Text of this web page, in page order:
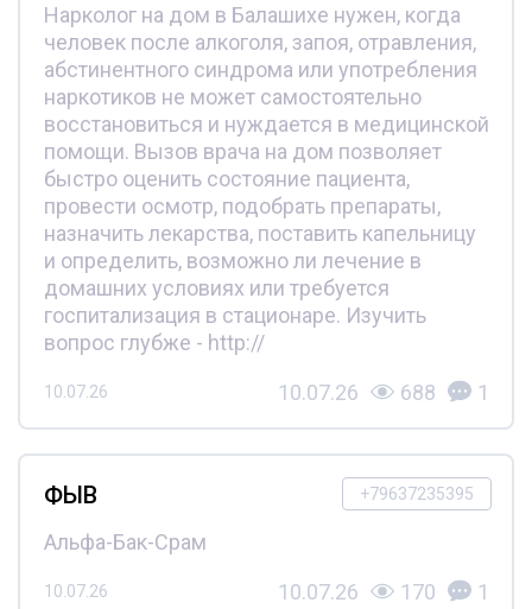
Нарколог на дом в Балашихе нужен, когда
человек после алкоголя, запоя, отравления,
абстинентного синдрома или употребления
наркотиков не может самостоятельно
восстановиться и нуждается в медицинской
помощи. Вызов врача на дом позволяет
быстро оценить состояние пациента,
провести осмотр, подобрать препараты,
назначить лекарства, поставить капельницу
и определить, возможно ли лечение в
домашних условиях или требуется
госпитализация в стационаре. Изучить
вопрос глубже - http://
10.07.26 10.07.26 688 1
+79637235395
ФЫВ
Альфа-Бак-Срам
10.07.26 10.07.26 170 1